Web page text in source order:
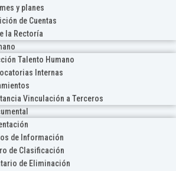
y planes
de Cuentas
la Rectoría
Talento Humano
Internas
Vinculación a Terceros
de Información
de Clasificación
de Eliminación